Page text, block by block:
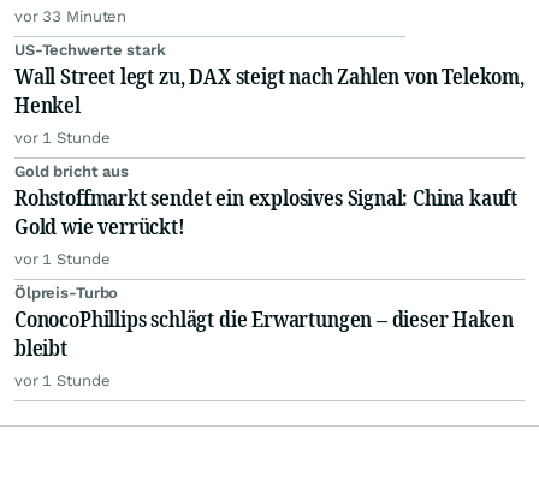
vor 33 Minuten
US-Techwerte stark
Wall Street legt zu, DAX steigt nach Zahlen von Telekom,
Henkel
vor 1 Stunde
Gold bricht aus
Rohstoffmarkt sendet ein explosives Signal: China kauft
Gold wie verrückt!
vor 1 Stunde
Ölpreis-Turbo
ConocoPhillips schlägt die Erwartungen – dieser Haken
bleibt
vor 1 Stunde